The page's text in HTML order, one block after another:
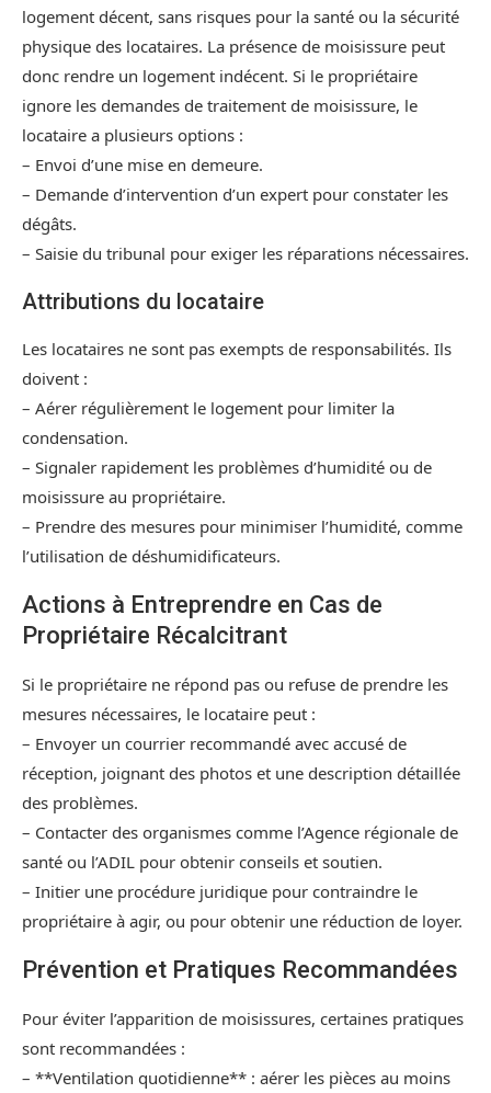
logement décent, sans risques pour la santé ou la sécurité
physique des locataires. La présence de moisissure peut
donc rendre un logement indécent. Si le propriétaire
ignore les demandes de traitement de moisissure, le
locataire a plusieurs options :
– Envoi d’une mise en demeure.
– Demande d’intervention d’un expert pour constater les
dégâts.
– Saisie du tribunal pour exiger les réparations nécessaires.
Attributions du locataire
Les locataires ne sont pas exempts de responsabilités. Ils
doivent :
– Aérer régulièrement le logement pour limiter la
condensation.
– Signaler rapidement les problèmes d’humidité ou de
moisissure au propriétaire.
– Prendre des mesures pour minimiser l’humidité, comme
l’utilisation de déshumidificateurs.
Actions à Entreprendre en Cas de
Propriétaire Récalcitrant
Si le propriétaire ne répond pas ou refuse de prendre les
mesures nécessaires, le locataire peut :
– Envoyer un courrier recommandé avec accusé de
réception, joignant des photos et une description détaillée
des problèmes.
– Contacter des organismes comme l’Agence régionale de
santé ou l’ADIL pour obtenir conseils et soutien.
– Initier une procédure juridique pour contraindre le
propriétaire à agir, ou pour obtenir une réduction de loyer.
Prévention et Pratiques Recommandées
Pour éviter l’apparition de moisissures, certaines pratiques
sont recommandées :
– **Ventilation quotidienne** : aérer les pièces au moins